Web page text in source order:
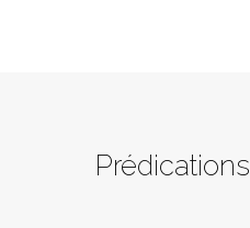
Prédications